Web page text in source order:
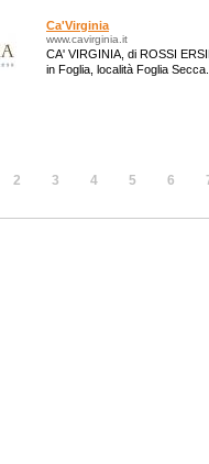
Ca'Virginia
www.cavirginia.it
CA' VIRGINIA, di ROSSI
in Foglia, località Foglia Secca.
2 3 4 5 6